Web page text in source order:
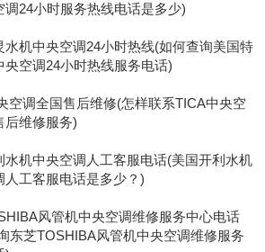
调24小时服务热线电话是多少)
水机中央空调24小时热线(如何查询美国特
央空调24小时热线服务电话)
空调全国售后维修(怎样联系TICA中央空
后维修服务)
水机中央空调人工客服电话(美国开利水机
人工客服电话是多少？)
风管机中央空调维修服务中心电话
东芝TOSHIBA风管机中央空调维修服务